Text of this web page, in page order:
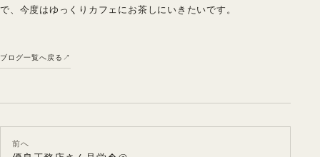
で、今度はゆっくりカフェにお茶しにいきたいです。
ブログ一覧へ戻る
前へ